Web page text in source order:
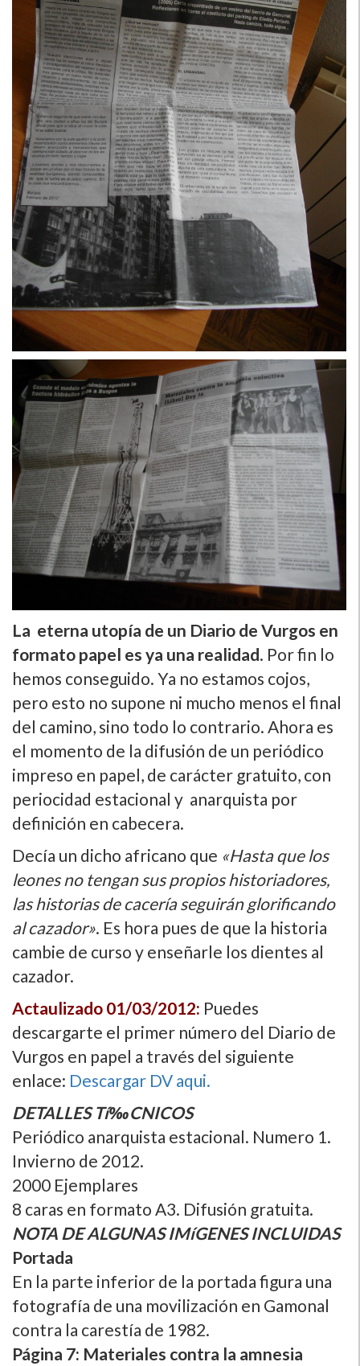
La eterna utopí­a de un Diario de Vurgos en
formato papel es ya una realidad. Por fin lo
hemos conseguido. Ya no estamos cojos,
pero esto no supone ni mucho menos el final
del camino, sino todo lo contrario. Ahora es
el momento de la difusión de un periódico
impreso en papel, de carácter gratuito, con
periocidad estacional y anarquista por
definición en cabecera.
Decí­a un dicho africano que «Hasta que los
leones no tengan sus propios historiadores,
las historias de cacerí­a seguirán glorificando
al cazador». Es hora pues de que la historia
cambie de curso y enseñarle los dientes al
cazador.
Actaulizado 01/03/2012: Puedes
descargarte el primer número del Diario de
Vurgos en papel a través del siguiente
enlace: Descargar DV aqui.
DETALLES Tí‰CNICOS
Periódico anarquista estacional. Numero 1.
Invierno de 2012.
2000 Ejemplares
8 caras en formato A3. Difusión gratuita.
NOTA DE ALGUNAS IMíGENES INCLUIDAS
Portada
En la parte inferior de la portada figura una
fotografí­a de una movilización en Gamonal
contra la carestí­a de 1982.
Página 7: Materiales contra la amnesia